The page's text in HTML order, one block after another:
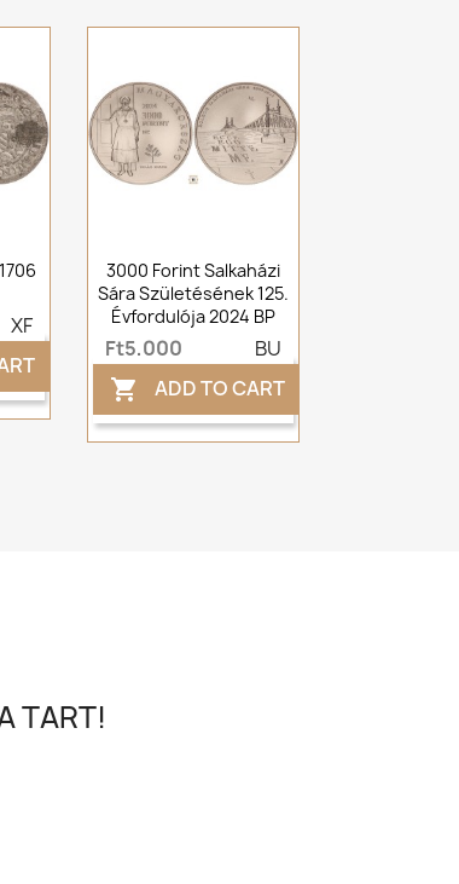
XF
3000 Forint Salkaházi
Sára Születésének 125.
Évfordulója 2024 BP
Ft5,000 BU
 ADD TO CART
TART!